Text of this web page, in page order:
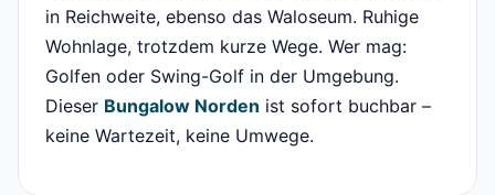
in Reichweite, ebenso das Waloseum. Ruhige
Wohnlage, trotzdem kurze Wege. Wer mag:
Golfen oder Swing-Golf in der Umgebung.
Dieser Bungalow Norden ist sofort buchbar –
keine Wartezeit, keine Umwege.